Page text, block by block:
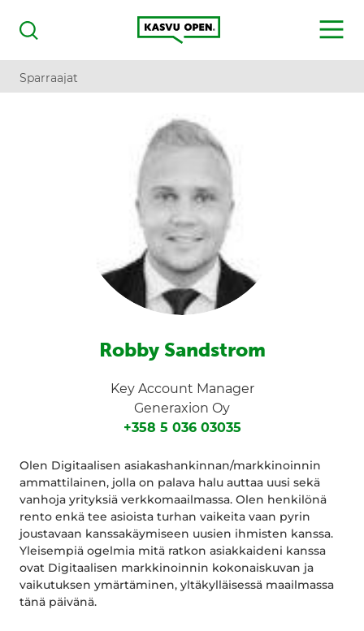
Haku
Kasvu Open
MENU
Sparraajat
Robby Sandstrom
Key Account Manager
Generaxion Oy
+358 5 036 03035
Olen Digitaalisen asiakashankinnan/markkinoinnin
ammattilainen, jolla on palava halu auttaa uusi sekä
vanhoja yrityksiä verkkomaailmassa. Olen henkilönä
rento enkä tee asioista turhan vaikeita vaan pyrin
joustavaan kanssakäymiseen uusien ihmisten kanssa.
Yleisempiä ogelmia mitä ratkon asiakkaideni kanssa
ovat Digitaalisen markkinoinnin kokonaiskuvan ja
vaikutuksen ymärtäminen, yltäkylläisessä maailmassa
tänä päivänä.